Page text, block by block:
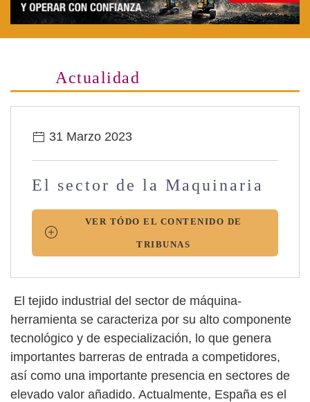
Actualidad
31 Marzo 2023
El sector de la Maquinaria
VER TÓDO EL CONTENIDO DE
TRIBUNAS
El tejido industrial del sector de máquina-
herramienta se caracteriza por su alto componente
tecnológico y de especialización, lo que genera
importantes barreras de entrada a competidores,
así como una importante presencia en sectores de
elevado valor añadido. Actualmente, España es el